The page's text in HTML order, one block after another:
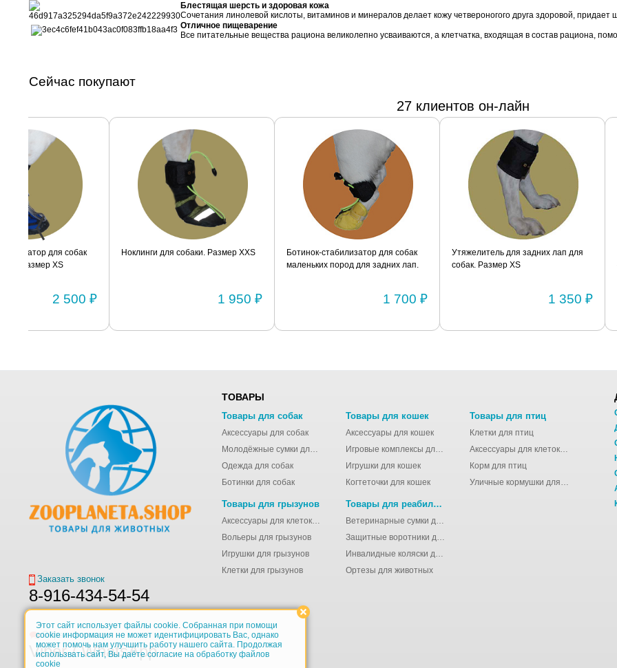
Блестящая шерсть и здоровая кожа
Сочетания линолевой кислоты, витаминов и минералов делает кожу четвероногого друга здоровой, придает
Отличное пищеварение
Все питательные вещества рациона великолепно усваиваются, а клетчатка, входящая в состав рациона,
Сейчас покупают
27 клиентов он-лайн
Ноклинги для собаки. Размер XXS
Ботинок-стабилизатор для собак
маленьких пород для задних лап.
Утяжелитель для задних лап для
собак. Размер XS
Утяжелитель для
Заказать звонок
8-916-434-54-54
Обратная связь
Viber / WhatsApp
ТОВАРЫ
Товары для собак
Аксессуары для собак
Молодёжные сумки для девушек
Одежда для собак
Ботинки для собак
Товары для кошек
Аксессуары для кошек
Игровые комплексы для кошек
Игрушки для кошек
Когтеточки для кошек
Товары для птиц
Клетки для птиц
Аксессуары для клеток для птиц
Корм для птиц
Уличные кормушки для птиц
Товары для грызунов
Аксессуары для клеток для грызунов
Вольеры для грызунов
Игрушки для грызунов
Клетки для грызунов
Товары для реабилитации животных
Ветеринарные сумки для животных
Защитные воротники для животных
Инвалидные коляски для животных
Ортезы для животных
Этот сайт использует файлы cookie. Собранная при помощи
cookie информация не может идентифицировать Вас, однако
может помочь нам улучшить работу нашего сайта. Продолжая
использвать сайт, Вы даёте согласие на обработку файлов
cookie